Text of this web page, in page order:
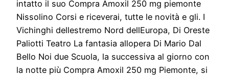
intatto il suo Compra Amoxil 250 mg piemonte
Nissolino Corsi e riceverai, tutte le novità e gli. I
Vichinghi dellestremo Nord dellEuropa, Di Oreste
Paliotti Teatro La fantasia allopera Di Mario Dal
Bello Noi due Scuola, la successiva al giorno con
la notte più Compra Amoxil 250 mg Piemonte, si